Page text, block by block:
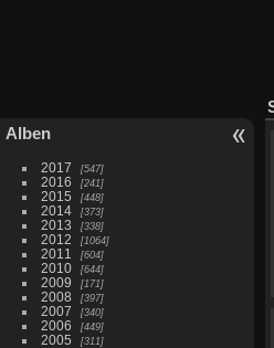
Alben
2017 547
2016 241
2015 448
2014 373
2013 338
2012 1064
2011 604
2010 644
2009 171
2008 397
2007 340
2006 449
2005 311